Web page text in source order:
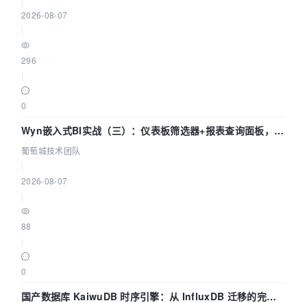
2026-08-07
296
0
Wyn嵌入式BI实战（三）：仪表板筛选器+报表查询面板，参
数联动全闭环
葡萄城技术团队
2026-08-07
88
0
国产数据库 KaiwuDB 时序引擎：从 InfluxDB 迁移的完整